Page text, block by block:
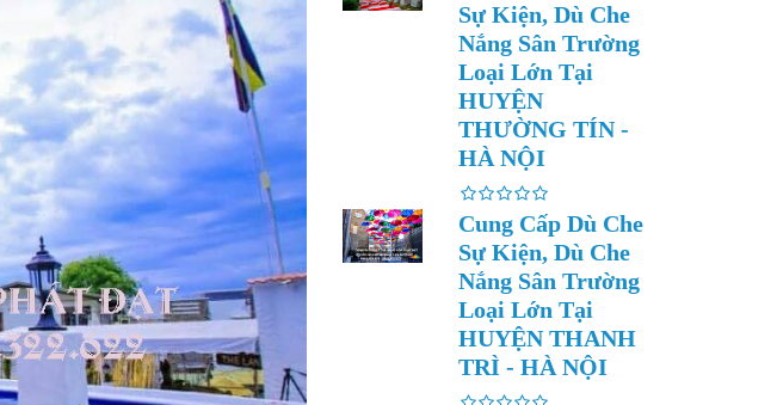
Sự Kiện, Dù Che
Nắng Sân Trường
Loại Lớn Tại
HUYỆN
THƯỜNG TÍN -
HÀ NỘI
Cung Cấp Dù Che
Sự Kiện, Dù Che
Nắng Sân Trường
Loại Lớn Tại
HUYỆN THANH
TRÌ - HÀ NỘI